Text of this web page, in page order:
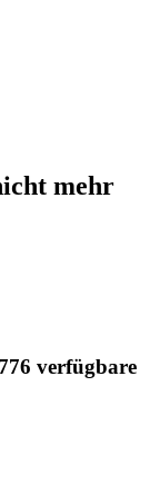
mehr
verfügbare